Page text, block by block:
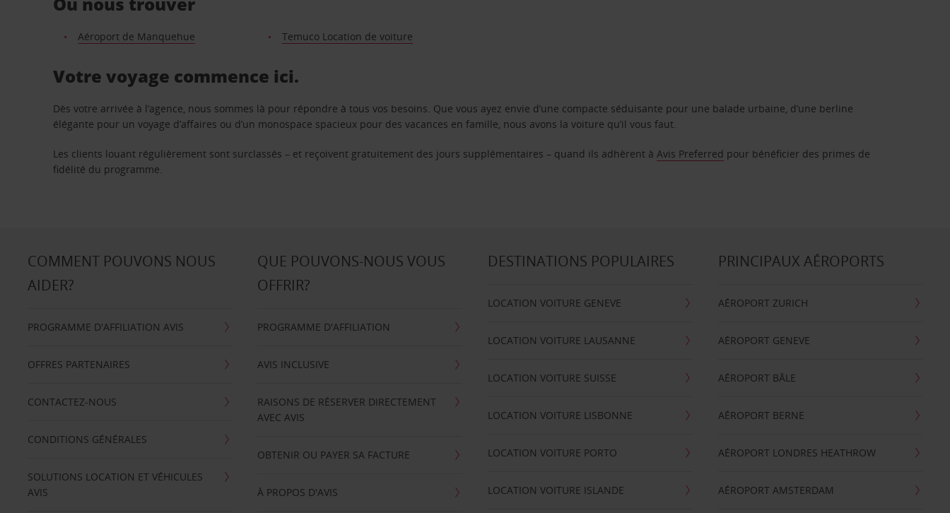
Aéroport de Manquehue Temuco Location de voiture
Votre voyage commence ici.
Dès votre arrivée à l’agence, nous sommes là pour répondre à tous vos besoins. Que vous ayez envie d’une compacte séduisante pour une balade urbaine, d’une berline
élégante pour un voyage d’affaires ou d’un monospace spacieux pour des vacances en famille, nous avons la voiture qu’il vous faut.
Les clients louant régulièrement sont surclassés – et reçoivent gratuitement des jours supplémentaires – quand ils adhèrent àAvis Preferred pour bénéficier des primes de
fidélité du programme.
COMMENT POUVONS NOUS
AIDER?
PROGRAMME D'AFFILIATION AVIS
OFFRES PARTENAIRES
CONTACTEZ-NOUS
CONDITIONS GÉNÉRALES
SOLUTIONS LOCATION ET VÉHICULES
AVIS
QUE POUVONS-NOUS VOUS
OFFRIR?
PROGRAMME D'AFFILIATION
AVIS INCLUSIVE
RAISONS DE RÉSERVER DIRECTEMENT
AVEC AVIS
OBTENIR OU PAYER SA FACTURE
À PROPOS D'AVIS
DESTINATIONS POPULAIRES
LOCATION VOITURE GENEVE
LOCATION VOITURE LAUSANNE
LOCATION VOITURE SUISSE
LOCATION VOITURE LISBONNE
LOCATION VOITURE PORTO
LOCATION VOITURE ISLANDE
PRINCIPAUX AÉROPORTS
AÉROPORT ZURICH
AÉROPORT GENEVE
AÉROPORT BÂLE
AÉROPORT BERNE
AÉROPORT LONDRES HEATHROW
AÉROPORT AMSTERDAM